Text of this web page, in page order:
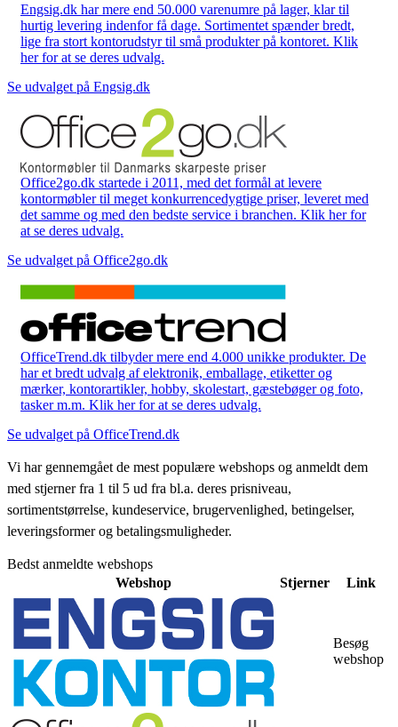
Engsig.dk har mere end 50.000 varenumre på lager, klar til
hurtig levering indenfor få dage. Sortimentet spænder bredt,
lige fra stort kontorudstyr til små produkter på kontoret. Klik
her for at se deres udvalg.
Se udvalget på Engsig.dk
Office2go.dk startede i 2011, med det formål at levere
kontormøbler til meget konkurrencedygtige priser, leveret med
det samme og med den bedste service i branchen. Klik her for
at se deres udvalg.
Se udvalget på Office2go.dk
OfficeTrend.dk tilbyder mere end 4.000 unikke produkter. De
har et bredt udvalg af elektronik, emballage, etiketter og
mærker, kontorartikler, hobby, skolestart, gæstebøger og foto,
tasker m.m. Klik her for at se deres udvalg.
Se udvalget på OfficeTrend.dk
Vi har gennemgået de mest populære webshops og anmeldt dem
med stjerner fra 1 til 5 ud fra bl.a. deres prisniveau,
sortimentstørrelse, kundeservice, brugervenlighed, betingelser,
leveringsformer og betalingsmuligheder.
Bedst anmeldte webshops
Webshop
Stjerner Link
Besøg
webshop